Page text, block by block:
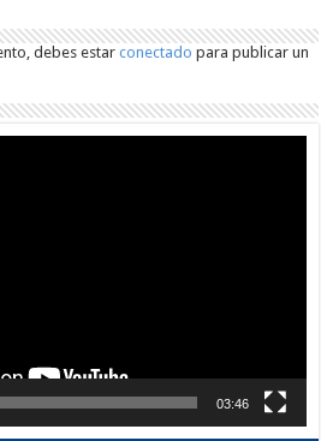
debes estarconectado para publicar un
03:46